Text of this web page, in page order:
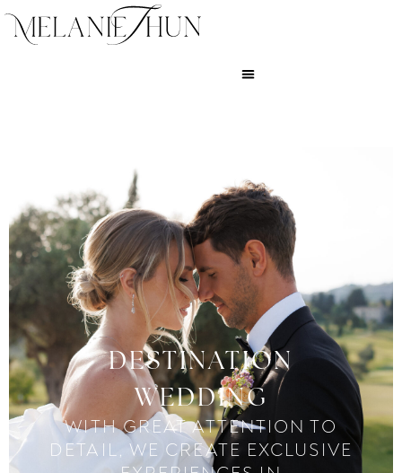
DESTINATION
WEDDING
WITH GREAT ATTENTION TO
DETAIL, WE CREATE EXCLUSIVE